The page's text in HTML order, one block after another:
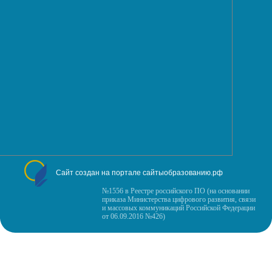
Сайт создан на портале сайтыобразованию.рф
№1556 в Реестре российского ПО (на основании
приказа Министерства цифрового развития, связи
и массовых коммуникаций Российской Федерации
от 06.09.2016 №426)